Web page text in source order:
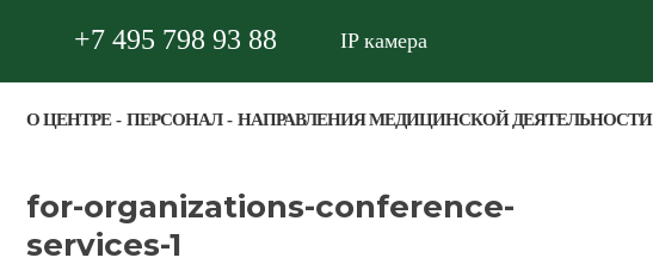
+7 495 798 93 88 IP камера
О ЦЕНТРЕ ПЕРСОНАЛ НАПРАВЛЕНИЯ МЕДИЦИНСКОЙ ДЕЯТЕЛЬНОСТИ
for-organizations-conference-
services-1